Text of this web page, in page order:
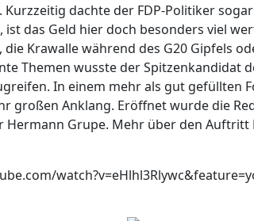
Kurzzeitig dachte der FDP-Politiker
ist das Geld hier doch besonders viel
Krawalle während des G20 Gipfels
Themen wusste der Spitzenkandidat
In einem mehr als gut gefüllten
großen Anklang. Eröffnet wurde die
Hermann Grupe. Mehr über den